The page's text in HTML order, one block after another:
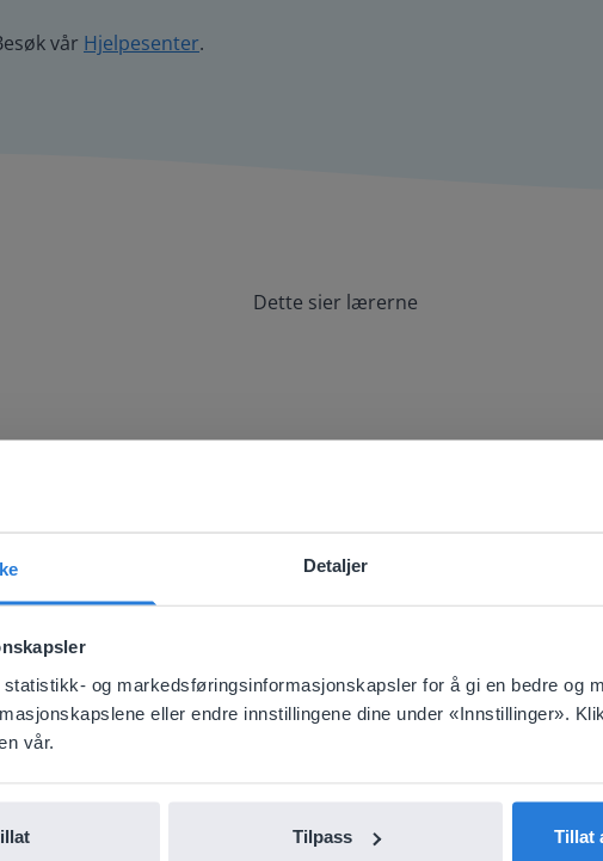
Detaljer
og markedsføringsinformasjonskapsler for å gi en bedre og
eller endre innstillingene dine under «Innstillinger».
vår.
Tilpass Tillat
vår Hjelpesenter.
Dette sier lærerne
sammen med whiteboard-et mitt og
website doesn't match your location
on your location, we think you might prefer to visit our English
you'll find regional content and pricing.
English
Norsk